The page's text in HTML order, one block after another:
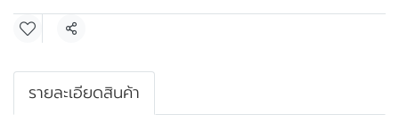
แชร์
รายละเอียดสินค้า